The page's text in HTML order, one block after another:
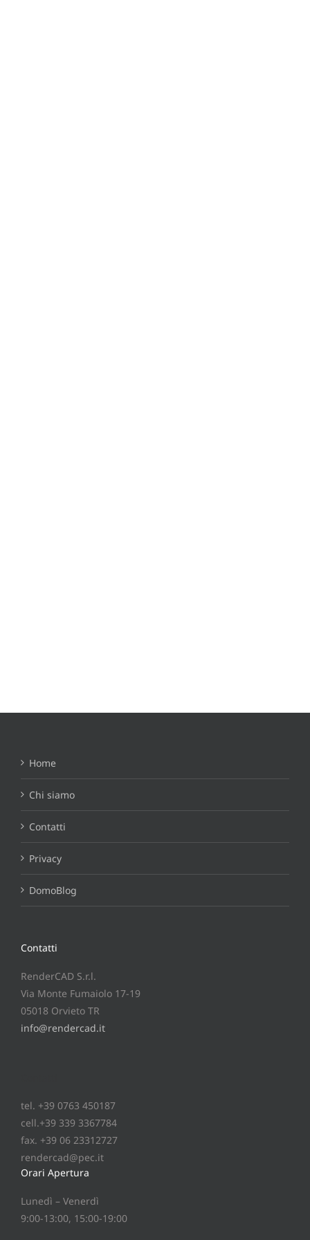
Home
Chi siamo
Contatti
Privacy
DomoBlog
Contatti
RenderCAD S.r.l.
Via Monte Fumaiolo 17-19
05018 Orvieto TR
info@rendercad.it
tel. +39 0763 450187
cell.+39 339 3367784
fax. +39 06 23312727
rendercad@pec.it
Orari Apertura
Lunedì – Venerdì
9:00-13:00, 15:00-19:00